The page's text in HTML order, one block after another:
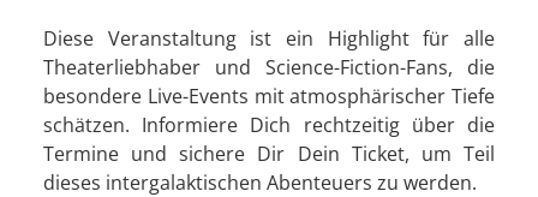
Diese Veranstaltung ist ein Highlight für alle
Theaterliebhaber und Science-Fiction-Fans, die
besondere Live-Events mit atmosphärischer Tiefe
schätzen. Informiere Dich rechtzeitig über die
Termine und sichere Dir Dein Ticket, um Teil
dieses intergalaktischen Abenteuers zu werden.